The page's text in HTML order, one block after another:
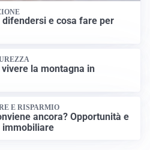
e cosa fare per
la montagna in
E RISPARMIO
ancora? Opportunità e
immobiliare